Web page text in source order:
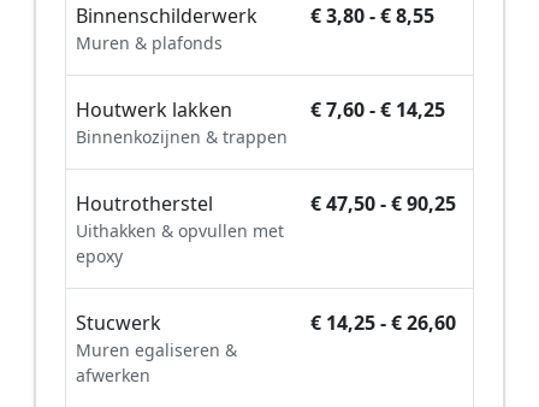
Binnenschilderwerk
Muren & plafonds
€ 3,80 - € 8,55
Houtwerk lakken
Binnenkozijnen & trappen
€ 7,60 - € 14,25
Houtrotherstel
Uithakken & opvullen met
epoxy
€ 47,50 - € 90,25
Stucwerk
Muren egaliseren &
afwerken
€ 14,25 - € 26,60